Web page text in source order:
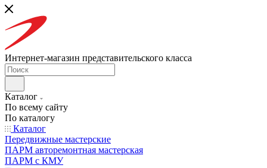
Интернет-магазин представительского класса
Каталог
По всему сайту
По каталогу
Каталог
Передвижные мастерские
ПАРМ авторемонтная мастерская
ПАРМ с КМУ